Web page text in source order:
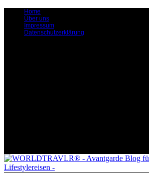
Home
Über uns
Impressum
Datenschutzerklärung